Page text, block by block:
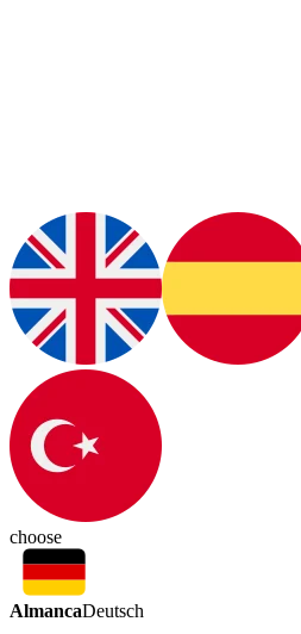
choose
AlmancaDeutsch